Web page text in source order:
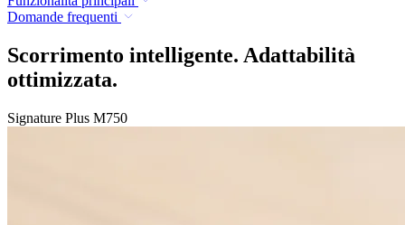
Domande frequenti
Scorrimento intelligente. Adattabilità
ottimizzata.
Signature Plus M750